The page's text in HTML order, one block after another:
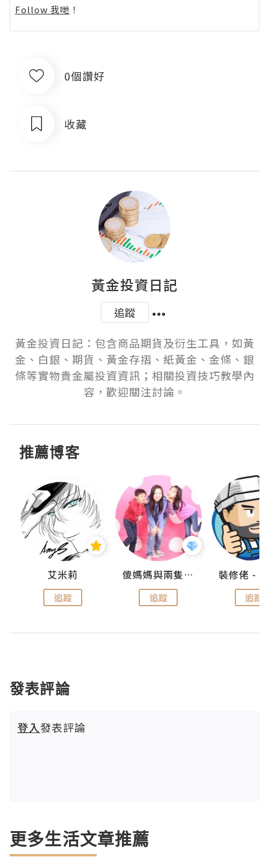
Follow 我哋 ！
0個讚好
收藏
黃金投資日記
追蹤
黃金投資日記：包含商品期貨及衍生工具，如黃
金、白銀、期貨、黃金存摺、紙黃金、金條、銀
條等實物貴金屬投資資訊；相關投資技巧教學內
容，歡迎關注討論。
推薦博客
艾米莉
追蹤
儍媽媽與兩隻小魔怪之家
追蹤 追蹤
發表評論
登入發表評論
更多生活文章推薦